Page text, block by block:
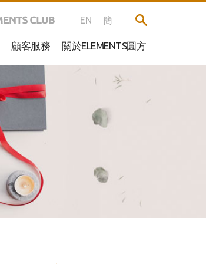
EN 簡
顧客服務 關於ELEMENTS圓方